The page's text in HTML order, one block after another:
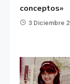
conceptos»
3 Diciembre